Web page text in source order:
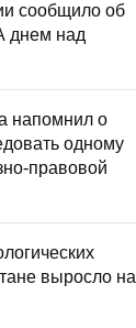
сообщило об
днем над
напомнил о
одному
правовой
выросло на